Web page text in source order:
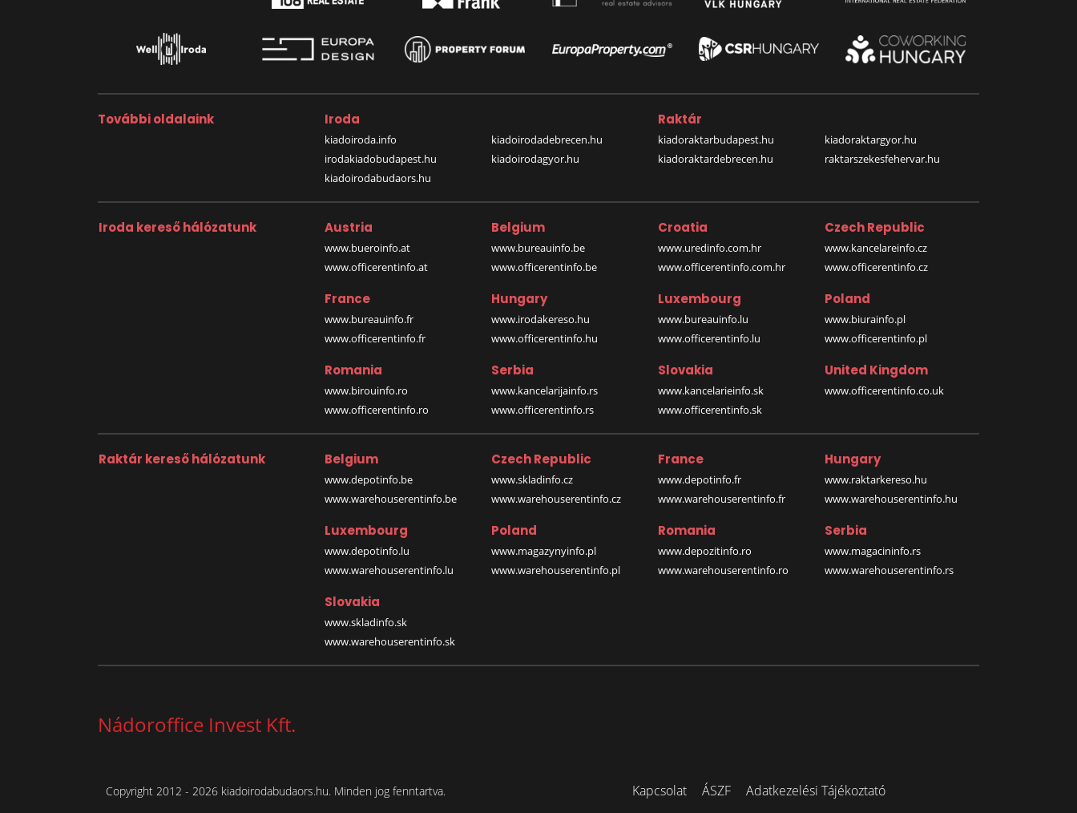
További oldalaink Iroda
kiadoiroda.info
irodakiadobudapest.hu
kiadoirodabudaors.hu
kiadoirodadebrecen.hu
kiadoirodagyor.hu
Raktár
kiadoraktarbudapest.hu
kiadoraktardebrecen.hu
kiadoraktargyor.hu
raktarszekesfehervar.hu
Iroda kereső hálózatunk Austria
www.bueroinfo.at
www.officerentinfo.at
Belgium
www.bureauinfo.be
www.officerentinfo.be
Croatia
www.uredinfo.com.hr
www.officerentinfo.com.hr
Czech Republic
www.kancelareinfo.cz
www.officerentinfo.cz
France
www.bureauinfo.fr
www.officerentinfo.fr
Hungary
www.irodakereso.hu
www.officerentinfo.hu
Luxembourg
www.bureauinfo.lu
www.officerentinfo.lu
Poland
www.biurainfo.pl
www.officerentinfo.pl
Romania
www.birouinfo.ro
www.officerentinfo.ro
Serbia
www.kancelarijainfo.rs
www.officerentinfo.rs
Slovakia
www.kancelarieinfo.sk
www.officerentinfo.sk
United Kingdom
www.officerentinfo.co.uk
Raktár kereső hálózatunk Belgium
www.depotinfo.be
www.warehouserentinfo.be
Czech Republic
www.skladinfo.cz
www.warehouserentinfo.cz
France
www.depotinfo.fr
www.warehouserentinfo.fr
Hungary
www.raktarkereso.hu
www.warehouserentinfo.hu
Luxembourg
www.depotinfo.lu
www.warehouserentinfo.lu
Poland
www.magazynyinfo.pl
www.warehouserentinfo.pl
Romania
www.depozitinfo.ro
www.warehouserentinfo.ro
Serbia
www.magacininfo.rs
www.warehouserentinfo.rs
Slovakia
www.skladinfo.sk
www.warehouserentinfo.sk
Nádoroffice Invest Kft.
Copyright 2012 - 2026 kiadoirodabudaors.hu. Minden jog fenntartva. Kapcsolat ÁSZF Adatkezelési Tájékoztató